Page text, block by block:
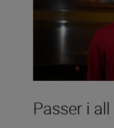
Passer i